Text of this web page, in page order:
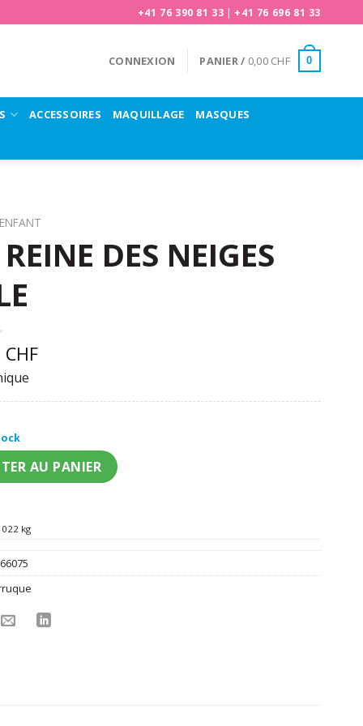
+41 76 390 81 33 | +41 76 696 81 33
CONNEXION PANIER / 0,00 CHF 0
ACCESSOIRES MAQUILLAGE MASQUES
DES NEIGES
CHF
La Reine des neiges fille
AU PANIER
022 kg
66075